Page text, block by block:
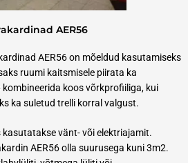
AER56
AER56 on mõeldud kasutamiseks
ruumi kaitsmisele piirata ka
koos võrkprofiiliga, kui
ka suletud trelli korral valgust.
vänt- või elektriajamit.
AER56 olla suurusega kuni 3m2.